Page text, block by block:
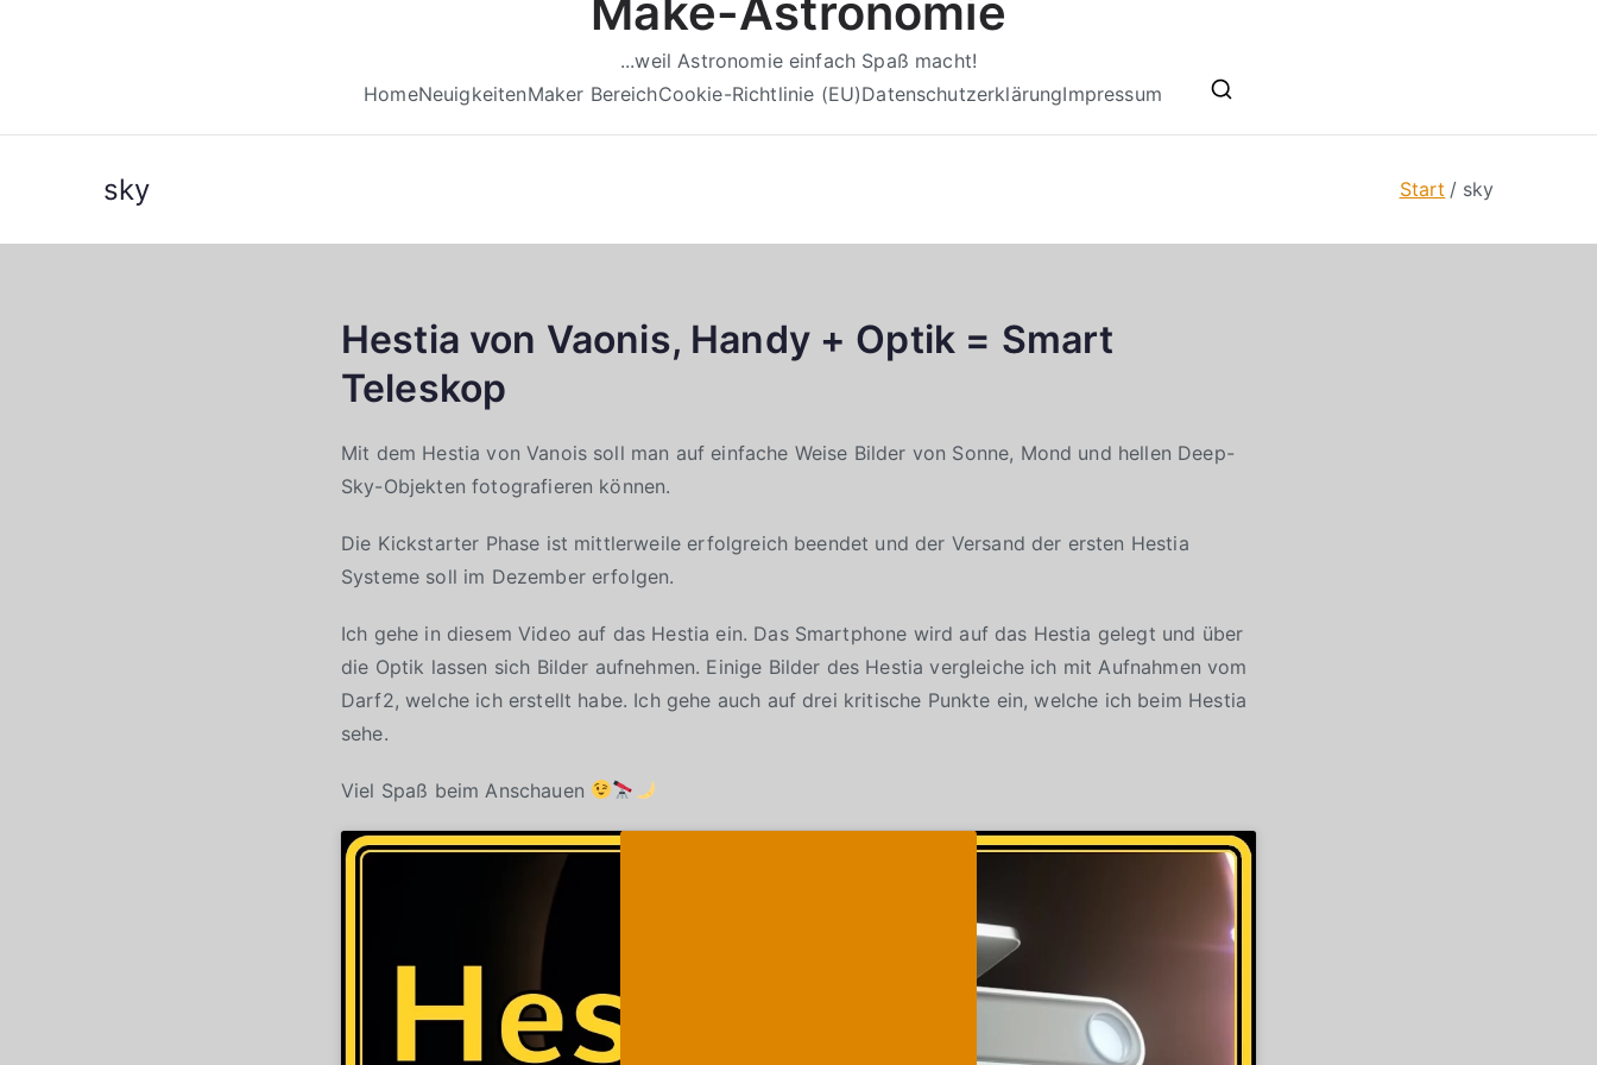
Make-Astronomie
...weil Astronomie einfach Spaß macht!
HomeNeuigkeitenMaker BereichCookie-Richtlinie (EU)DatenschutzerklärungImpressum
sky Start sky
Hestia von Vaonis, Handy + Optik = Smart
Teleskop
Mit dem Hestia von Vanois soll man auf einfache Weise Bilder von Sonne, Mond und hellen Deep-
Sky-Objekten fotografieren können.
Die Kickstarter Phase ist mittlerweile erfolgreich beendet und der Versand der ersten Hestia
Systeme soll im Dezember erfolgen.
Ich gehe in diesem Video auf das Hestia ein. Das Smartphone wird auf das Hestia gelegt und über
die Optik lassen sich Bilder aufnehmen. Einige Bilder des Hestia vergleiche ich mit Aufnahmen vom
Darf2, welche ich erstellt habe. Ich gehe auch auf drei kritische Punkte ein, welche ich beim Hestia
sehe.
Viel Spaß beim Anschauen